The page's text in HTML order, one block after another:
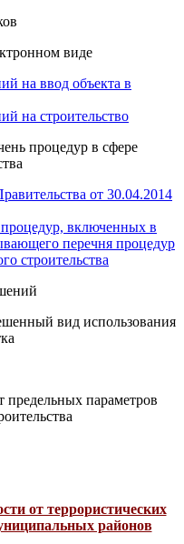
виде
на ввод объекта в
на строительство
процедур в сфере
от 30.04.2014
включенных в
перечня процедур
строительства
вид использования
предельных параметров
от террористических
районов